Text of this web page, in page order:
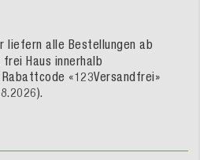
liefern alle Bestellungen ab
Haus innerhalb
«123Versandfrei»